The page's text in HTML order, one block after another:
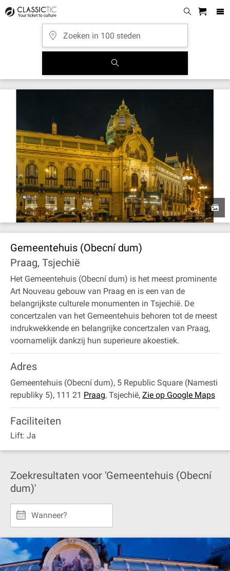
Gemeentehuis (Obecní dum)
Praag, Tsjechië
Het Gemeentehuis (Obecní dum) is het meest prominente
Art Nouveau gebouw van Praag en is een van de
belangrijkste culturele monumenten in Tsjechië. De
concertzalen van het Gemeentehuis behoren tot de meest
indrukwekkende en belangrijke concertzalen van Praag,
voornamelijk dankzij hun superieure akoestiek.
Adres
Gemeentehuis (Obecní dum), 5 Republic Square (Namesti
republiky 5), 111 21 Praag, Tsjechië, Zie op Google Maps
Faciliteiten
Lift: Ja
Zoekresultaten voor 'Gemeentehuis (Obecní
dum)'
Wanneer?